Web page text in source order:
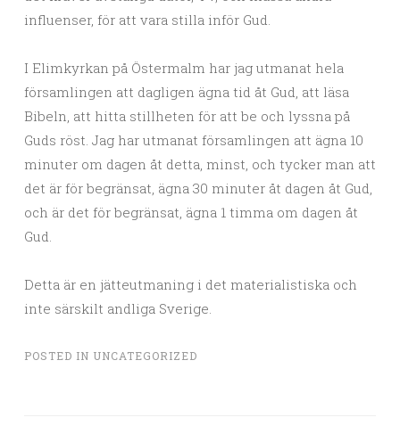
influenser, för att vara stilla inför Gud.
I Elimkyrkan på Östermalm har jag utmanat hela
församlingen att dagligen ägna tid åt Gud, att läsa
Bibeln, att hitta stillheten för att be och lyssna på
Guds röst. Jag har utmanat församlingen att ägna 10
minuter om dagen åt detta, minst, och tycker man att
det är för begränsat, ägna 30 minuter åt dagen åt Gud,
och är det för begränsat, ägna 1 timma om dagen åt
Gud.
Detta är en jätteutmaning i det materialistiska och
inte särskilt andliga Sverige.
POSTED IN UNCATEGORIZED